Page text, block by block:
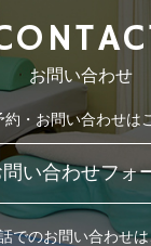
お問い合わせ
約・お問い合わせは
問い合わせフォ
でのお問い合わせは